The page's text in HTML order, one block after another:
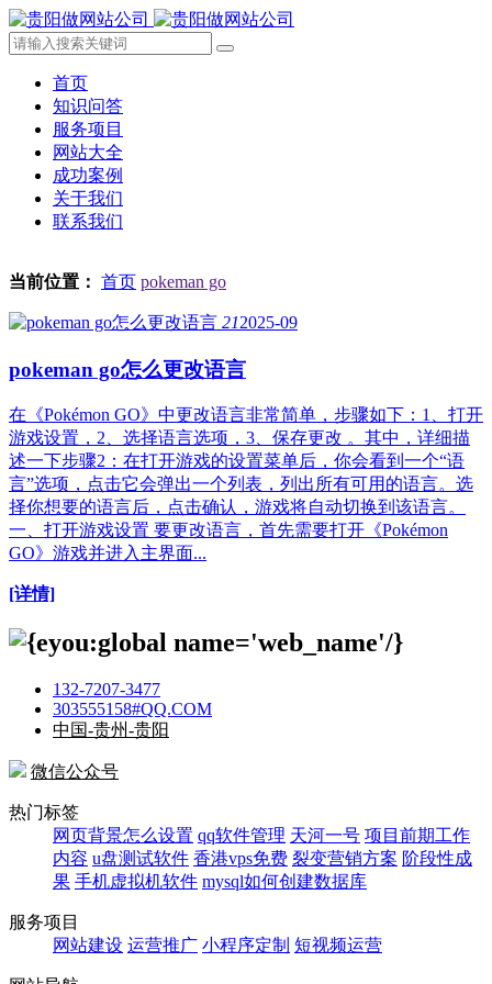
首页
知识问答
服务项目
网站大全
成功案例
关于我们
联系我们
当前位置： 首页 pokeman go
212025-09
pokeman go怎么更改语言
在《Pokémon GO》中更改语言非常简单，步骤如下：1、打开
游戏设置，2、选择语言选项，3、保存更改 。其中，详细描
述一下步骤2：在打开游戏的设置菜单后，你会看到一个“语
言”选项，点击它会弹出一个列表，列出所有可用的语言。选
择你想要的语言后，点击确认，游戏将自动切换到该语言。
一、打开游戏设置 要更改语言，首先需要打开《Pokémon
GO》游戏并进入主界面...
[详情]
132-7207-3477
303555158#QQ.COM
中国-贵州-贵阳
微信公众号
热门标签
网页背景怎么设置 qq软件管理 天河一号 项目前期工作
内容 u盘测试软件 香港vps免费 裂变营销方案 阶段性成
果 手机虚拟机软件 mysql如何创建数据库
服务项目
网站建设 运营推广 小程序定制 短视频运营